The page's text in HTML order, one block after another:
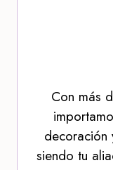
Con más
decoración
siendo tu